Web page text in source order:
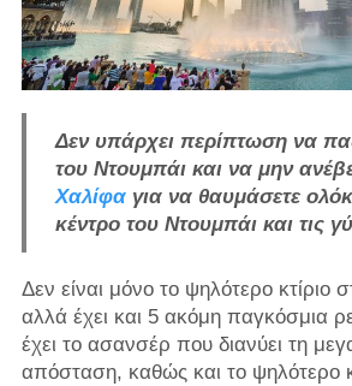
Δεν υπάρχει περίπτωση να
του Ντουμπάι και να μην
Χαλίφαγια να θαυμάσετε
κέντρο του Ντουμπάι και τις
Δεν είναι μόνο το ψηλότερο κτίριο
αλλά έχει και 5 ακόμη παγκόσμια
έχει το ασανσέρ που διανύει τη
απόσταση, καθώς και το ψηλότερο